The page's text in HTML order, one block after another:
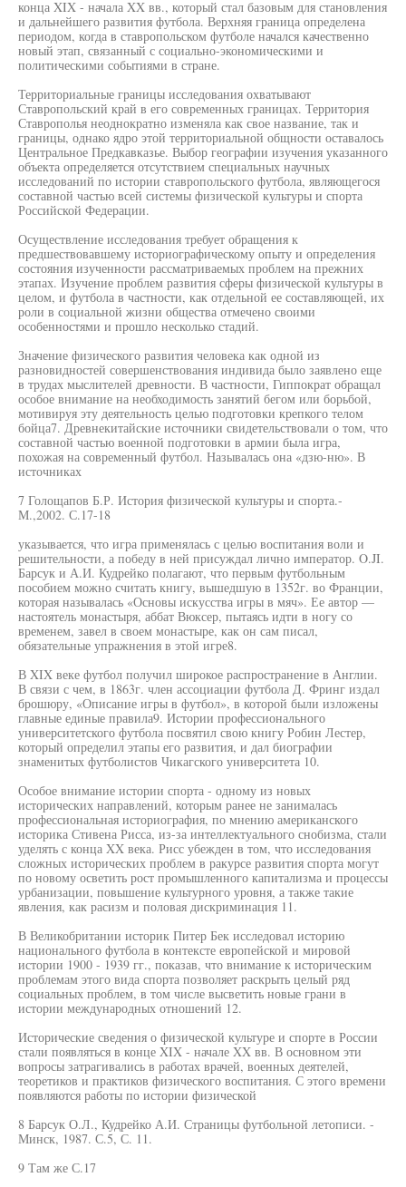
конца XIX - начала XX вв., который стал базовым для становления
и дальнейшего развития футбола. Верхняя граница определена
периодом, когда в ставропольском футболе начался качественно
новый этап, связанный с социально-экономическими и
политическими событиями в стране.
Территориальные границы исследования охватывают
Ставропольский край в его современных границах. Территория
Ставрополья неоднократно изменяла как свое название, так и
границы, однако ядро этой территориальной общности оставалось
Центральное Предкавказье. Выбор географии изучения указанного
объекта определяется отсутствием специальных научных
исследований по истории ставропольского футбола, являющегося
составной частью всей системы физической культуры и спорта
Российской Федерации.
Осуществление исследования требует обращения к
предшествовавшему историографическому опыту и определения
состояния изученности рассматриваемых проблем на прежних
этапах. Изучение проблем развития сферы физической культуры в
целом, и футбола в частности, как отдельной ее составляющей, их
роли в социальной жизни общества отмечено своими
особенностями и прошло несколько стадий.
Значение физического развития человека как одной из
разновидностей совершенствования индивида было заявлено еще
в трудах мыслителей древности. В частности, Гиппократ обращал
особое внимание на необходимость занятий бегом или борьбой,
мотивируя эту деятельность целью подготовки крепкого телом
бойца7. Древнекитайские источники свидетельствовали о том, что
составной частью военной подготовки в армии была игра,
похожая на современный футбол. Называлась она «дзю-ню». В
источниках
7 Голощапов Б.Р. История физической культуры и спорта.-
М.,2002. С.17-18
указывается, что игра применялась с целью воспитания воли и
решительности, а победу в ней присуждал лично император. O.JI.
Барсук и А.И. Кудрейко полагают, что первым футбольным
пособием можно считать книгу, вышедшую в 1352г. во Франции,
которая называлась «Основы искусства игры в мяч». Ее автор —
настоятель монастыря, аббат Вюксер, пытаясь идти в ногу со
временем, завел в своем монастыре, как он сам писал,
обязательные упражнения в этой игре8.
В XIX веке футбол получил широкое распространение в Англии.
В связи с чем, в 1863г. член ассоциации футбола Д. Фринг издал
брошюру, «Описание игры в футбол», в которой были изложены
главные единые правила9. Истории профессионального
университетского футбола посвятил свою книгу Робин Лестер,
который определил этапы его развития, и дал биографии
знаменитых футболистов Чикагского университета 10.
Особое внимание истории спорта - одному из новых
исторических направлений, которым ранее не занималась
профессиональная историография, по мнению американского
историка Стивена Рисса, из-за интеллектуального снобизма, стали
уделять с конца XX века. Рисс убежден в том, что исследования
сложных исторических проблем в ракурсе развития спорта могут
по новому осветить рост промышленного капитализма и процессы
урбанизации, повышение культурного уровня, а также такие
явления, как расизм и половая дискриминация 11.
В Великобритании историк Питер Бек исследовал историю
национального футбола в контексте европейской и мировой
истории 1900 - 1939 гг., показав, что внимание к историческим
проблемам этого вида спорта позволяет раскрыть целый ряд
социальных проблем, в том числе высветить новые грани в
истории международных отношений 12.
Исторические сведения о физической культуре и спорте в России
стали появляться в конце XIX - начале XX вв. В основном эти
вопросы затрагивались в работах врачей, военных деятелей,
теоретиков и практиков физического воспитания. С этого времени
появляются работы по истории физической
8 Барсук О.Л., Кудрейко А.И. Страницы футбольной летописи. -
Минск, 1987. С.5, С. 11.
9 Там же С.17